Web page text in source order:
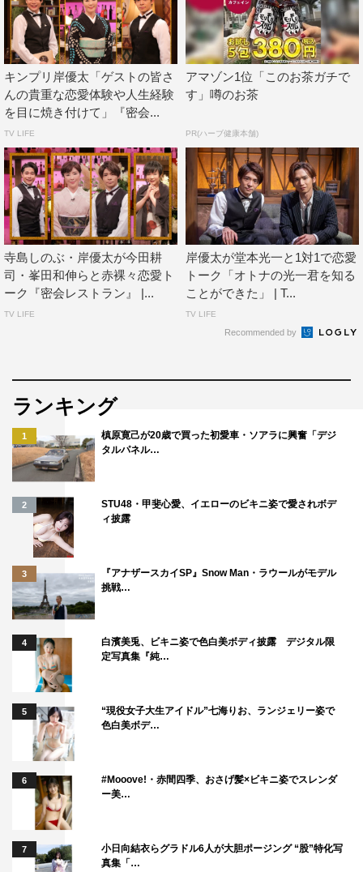
キンプリ岸優太「ゲストの皆さ
んの貴重な恋愛体験や人生経験
を目に焼き付けて」『密会...
TV LIFE
アマゾン1位「このお茶ガチで
す」噂のお茶
PR(ハーブ健康本舗)
寺島しのぶ・岸優太が今田耕
司・峯田和伸らと赤裸々恋愛ト
ーク『密会レストラン』 |...
TV LIFE
岸優太が堂本光一と1対1で恋愛
トーク「オトナの光一君を知る
ことができた」 | T...
TV LIFE
Recommended by
ランキング
1
槙原寛己が20歳で買った初愛車・ソアラに興奮「デジ
タルパネル…
2
STU48・甲斐心愛、イエローのビキニ姿で愛されボデ
ィ披露
3
『アナザースカイSP』Snow Man・ラウールがモデル
挑戦…
4
白濱美兎、ビキニ姿で色白美ボディ披露 デジタル限
定写真集『純…
5
“現役女子大生アイドル”七海りお、ランジェリー姿で
色白美ボデ…
6
#Mooove!・赤間四季、おさげ髪×ビキニ姿でスレンダ
ー美…
7
小日向結衣らグラドル6人が大胆ポージング “股”特化写
真集「…